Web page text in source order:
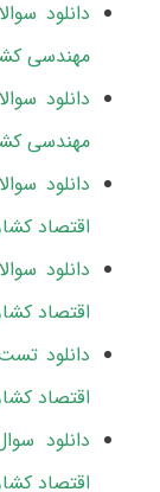
مهندسی
مهندسی
دانلود
اقتصاد
دانلود
اقتصاد
دانلود
اقتصاد
دانلود
اقتصاد